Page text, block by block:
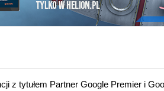
z tytułem Partner Google Premier i